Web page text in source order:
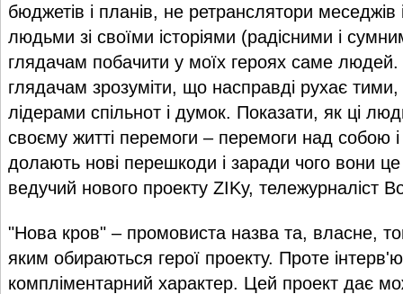
бюджетів і планів, не ретранслятори меседжів
людьми зі своїми історіями (радісними і
глядачам побачити у моїх героях саме
глядачам зрозуміти, що насправді рухає тими,
лідерами спільнот і думок. Показати, як ці
своєму житті перемоги – перемоги над собою
долають нові перешкоди і заради чого вони
ведучий нового проекту ZIKу, тележурналіст
"Нова кров" – промовиста назва та, власне,
яким обираються герої проекту. Проте
компліментарний характер. Цей проект дає